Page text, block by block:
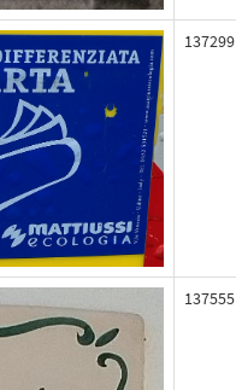
137299
137555